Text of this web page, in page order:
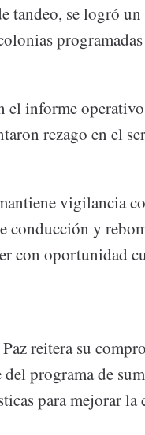
tandeo, se logró
el informe
rezago en el
vigilancia
conducción y
con oportunidad
reitera su
del programa de
para mejorar